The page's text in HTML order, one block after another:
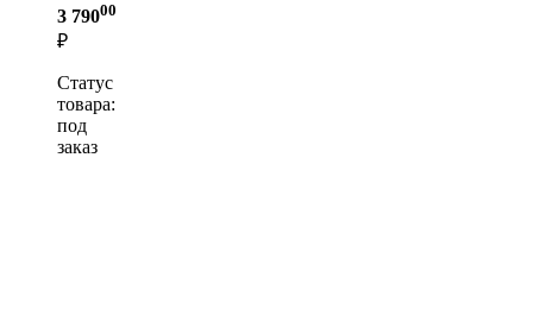
3 79000
₽
Статус
товара:
под
заказ